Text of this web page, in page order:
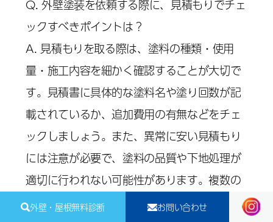
外壁・屋根無料診断 お問い合わせ
Q. 外壁塗装を依頼する際に、見積もりでチェ
ックすべきポイントは？
A. 見積もりを取る際は、塗料の種類・使用
量・施工内容を細かく確認することが大切で
す。見積書に具体的な塗料名や塗り回数が記
載されているか、追加費用の有無などをチェ
ックしましょう。また、異常に安い見積もり
には注意が必要で、塗料の品質や下地処理が
適切に行われない可能性があります。複数の
業者から見積もりを取り、内容を比較するこ